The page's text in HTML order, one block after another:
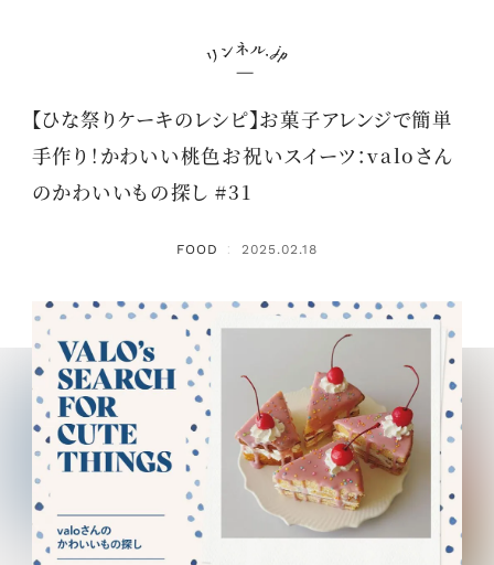
【ひな祭りケーキのレシピ】お菓子アレンジで簡単
手作り！かわいい桃色お祝いスイーツ：valoさん
のかわいいもの探し #31
FOOD ： 2025.02.18